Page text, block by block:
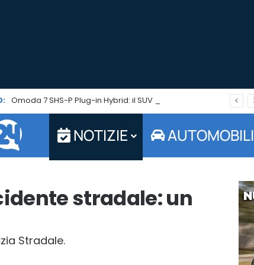
NOTIZIE AUTOMOBILI
stradale: un
Stradale.